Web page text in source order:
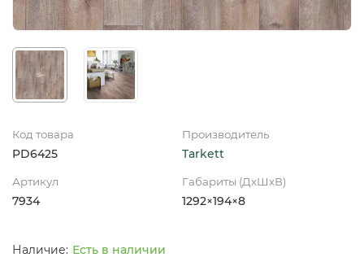
Код товара
PD6425
Производитель
Tarkett
Артикул
7934
Габариты (ДхШхВ)
1292×194×8
Есть в наличии